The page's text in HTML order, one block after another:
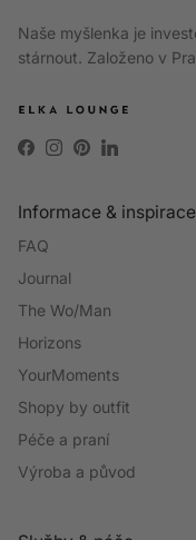
Naše myšlenka je
stárnout. Založeno v
Facebook
Instagram
PinterestLinkedIn
Informace & inspirace
FAQ
Journal
The Wo/Man
Horizons
YourMoments
Shopy by outfit
Péče a praní
Výroba a původ